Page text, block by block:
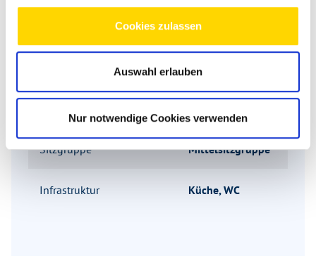
Cookies zulassen
Auswahl erlauben
Nur notwendige Cookies verwenden
Grundrissbeschreibung
2
Sitzgruppe Mittelsitzgruppe
Infrastruktur Küche, WC